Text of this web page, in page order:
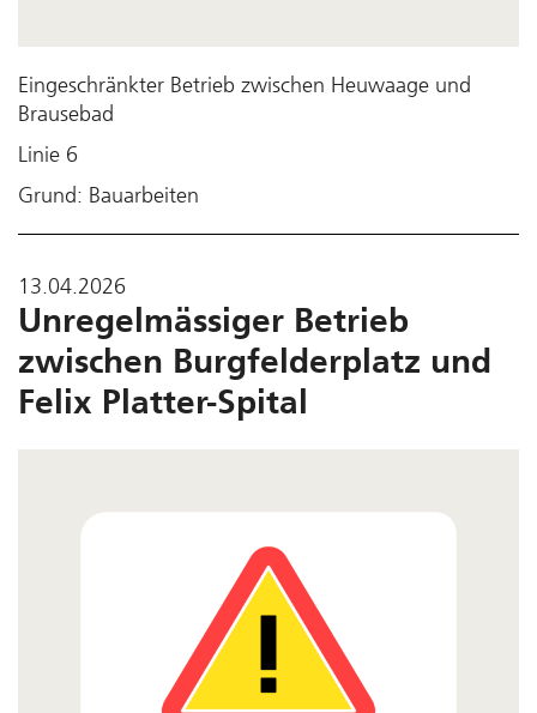
Eingeschränkter Betrieb zwischen Heuwaage und
Brausebad
Linie 6
Grund: Bauarbeiten
13.04.2026
Unregelmässiger Betrieb
zwischen Burgfelderplatz und
Felix Platter-Spital